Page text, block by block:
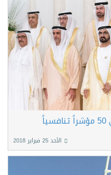
الأحد 25 فبراير 2018